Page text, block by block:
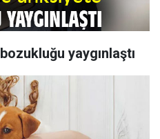
yaygınlaştı